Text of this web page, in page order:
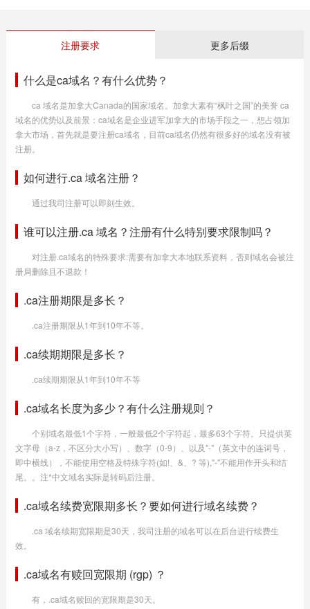
注册要求 更多后缀
什么是ca域名？有什么优势？
ca 域名是加拿大Canada的国家域名。加拿大素有“枫叶之国”的美誉 ca
域名的优势以及前景：ca域名是企业进军加拿大的市场手段之一，想占领加
拿大市场，首先就是要注册ca域名，目前ca域名仍然有很多好的域名没有被
注册。
如何进行.ca 域名注册？
通过我司注册可以即刻生效。
谁可以注册.ca 域名？注册有什么特别要求限制吗？
对注册.ca域名的特殊要求:需要有加拿大本地联系资料，否则域名会被注
册局删除且不退款！
.ca注册期限是多长？
.ca注册期限从1年到10年不等。
.ca续期期限是多长？
.ca续期期限从1年到10年不等
.ca域名长度为多少？有什么注册规则？
个别域名最低1个字符，一般最低2个字符起，最多63个字符。只提供英
文字母（a-z，不区分大小写）、数字（0-9）、以及"-"（英文中的连词号，
即中横线），不能使用空格及特殊字符(如!、&、? 等),"-"不能用作开头和结
尾。。注*中文域名实际是转码后注册。
.ca域名续费宽限期多长？要如何进行域名续费？
.ca 域名续期宽限期是30天，我司注册的域名可以在后台进行续费生
效。
.ca域名有赎回宽限期 (rgp) ？
有，.ca域名赎回的宽限期是30天。